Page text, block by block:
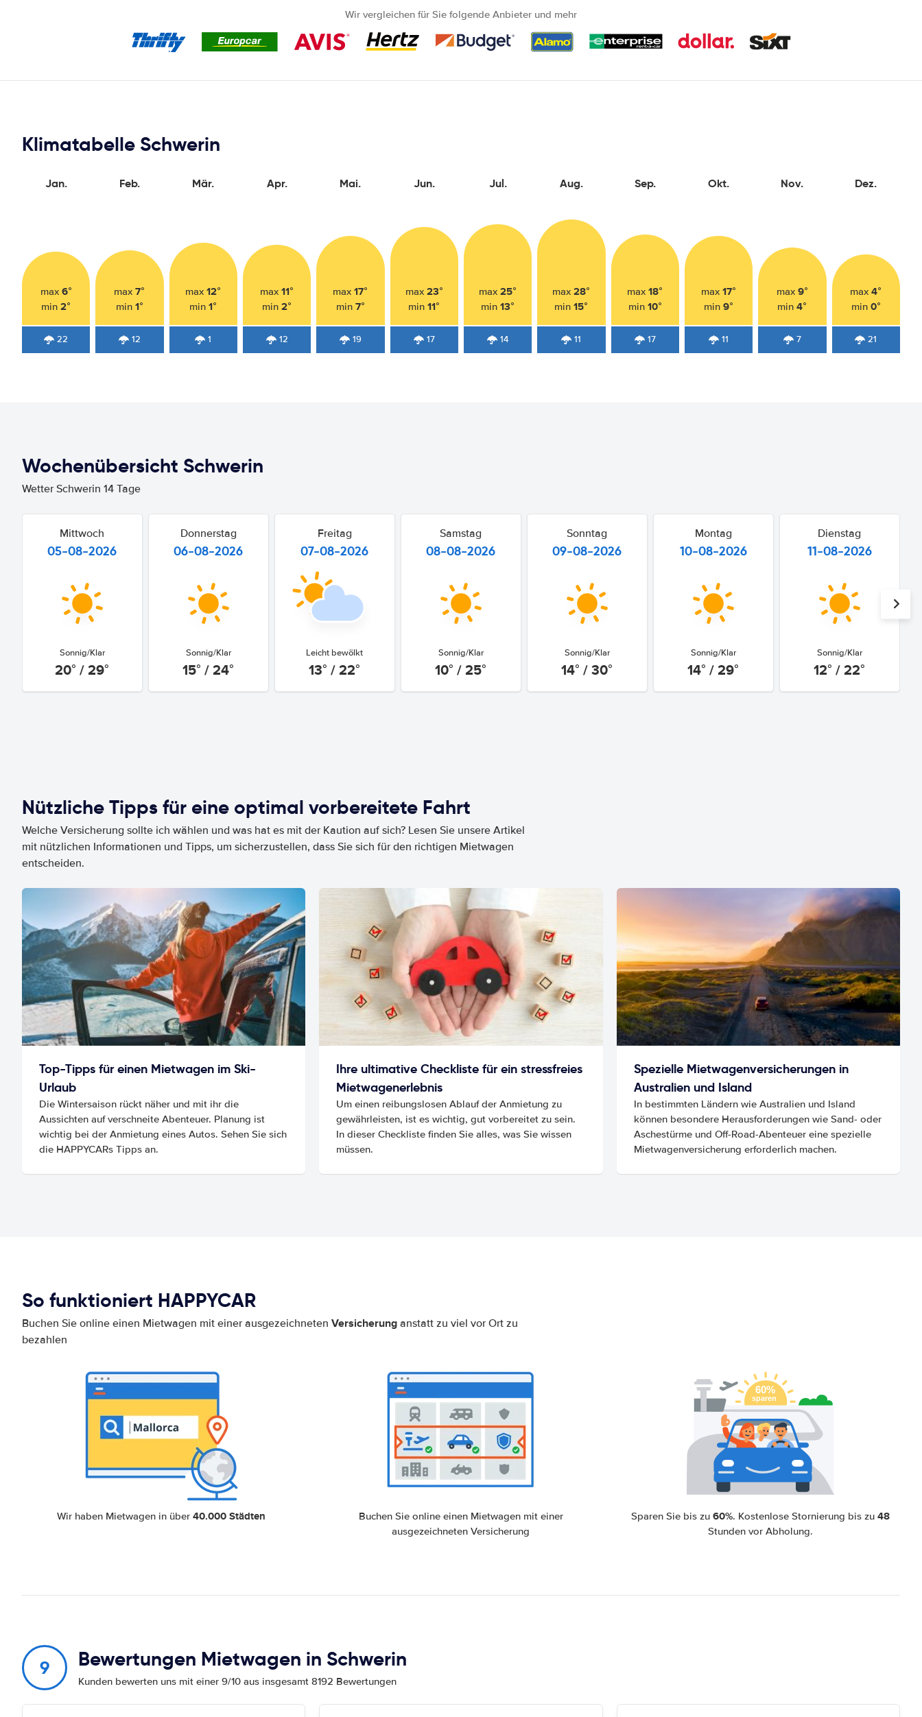
Wir vergleichen für Sie folgende Anbieter und mehr
Klimatabelle Schwerin
Jan.
max 6°
min2°
22
Feb.
max7°
min 1°
12
Mär.
max12°
min1°
1
Apr.
max11°
min2°
12
Mai.
max17°
min 7°
19
Jun.
max 23°
min11°
17
Jul.
max25°
min13°
14
Aug.
max28°
min15°
11
Sep.
max18°
min 10°
17
Okt.
max17°
min9°
11
Nov.
max 9°
min4°
7
Dez.
max4°
min 0°
21
Wochenübersicht Schwerin
Wetter Schwerin 14 Tage
Mittwoch
05-08-2026
Sonnig/Klar
20° / 29°
Donnerstag
06-08-2026
Sonnig/Klar
15° / 24°
Freitag
07-08-2026
Leicht bewölkt
13° / 22°
Samstag
08-08-2026
Sonnig/Klar
10° / 25°
Sonntag
09-08-2026
Sonnig/Klar
14° / 30°
Montag
10-08-2026
Sonnig/Klar
14° / 29°
Dienstag
11-08-2026
Sonnig/Klar
12° / 22°
Nützliche Tipps für eine optimal vorbereitete Fahrt
Welche Versicherung sollte ich wählen und was hat es mit der Kaution auf sich? Lesen Sie unsere Artikel
mit nützlichen Informationen und Tipps, um sicherzustellen, dass Sie sich für den richtigen Mietwagen
entscheiden.
Top-Tipps für einen Mietwagen im Ski-
Urlaub
Die Wintersaison rückt näher und mit ihr die
Aussichten auf verschneite Abenteuer. Planung ist
wichtig bei der Anmietung eines Autos. Sehen Sie sich
die HAPPYCARs Tipps an.
Ihre ultimative Checkliste für ein stressfreies
Mietwagenerlebnis
Um einen reibungslosen Ablauf der Anmietung zu
gewährleisten, ist es wichtig, gut vorbereitet zu sein.
In dieser Checkliste finden Sie alles, was Sie wissen
müssen.
Spezielle Mietwagenversicherungen in
Australien und Island
In bestimmten Ländern wie Australien und Island
können besondere Herausforderungen wie Sand- oder
Aschestürme und Off-Road-Abenteuer eine spezielle
Mietwagenversicherung erforderlich machen.
So funktioniert HAPPYCAR
Buchen Sie online einen Mietwagen mit einer ausgezeichneten Versicherung anstatt zu viel vor Ort zu
bezahlen
Wir haben Mietwagen in über40.000 Städten
Buchen Sie online einen Mietwagen mit einer
ausgezeichneten Versicherung
Sparen Sie bis zu60%. Kostenlose Stornierung bis zu48
Stunden vor Abholung.
9 Bewertungen Mietwagen in Schwerin
Kunden bewerten uns mit einer 9/10 aus insgesamt 8192 Bewertungen